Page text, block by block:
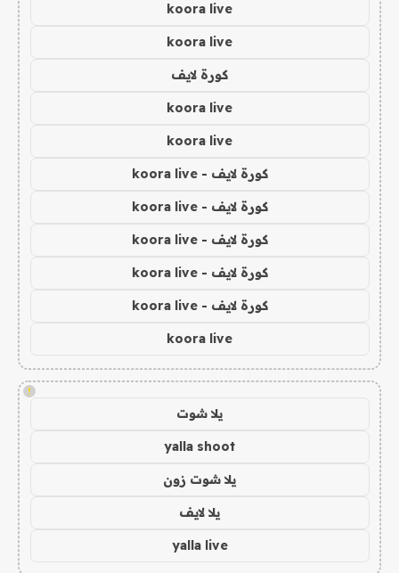
koora live
koora live
كورة لايف
koora live
koora live
كورة لايف - koora live
كورة لايف - koora live
كورة لايف - koora live
كورة لايف - koora live
كورة لايف - koora live
koora live
!
يلا شوت
yalla shoot
يلا شوت زون
يلا لايف
yalla live